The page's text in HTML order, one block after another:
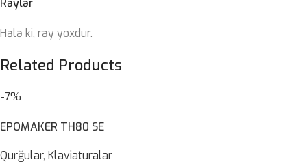
Hələ ki, rəy yoxdur.
Related Products
-7%
EPOMAKER TH80 SE
Qurğular, Klaviaturalar